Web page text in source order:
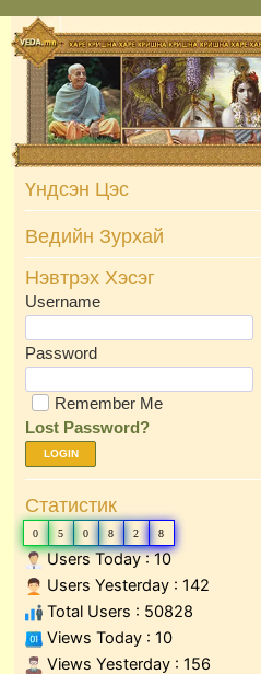
Skip
to
content
Үндсэн Цэс
Ведийн Зурхай
Нэвтрэх Хэсэг
Username
Password
Remember Me
Lost Password?
LOGIN
Статистик
0 5 0 8 2 8
Users Today : 10
Users Yesterday : 142
Total Users : 50828
Views Today : 10
Views Yesterday : 156